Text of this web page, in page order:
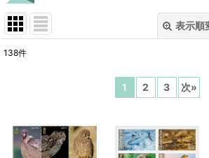
表示順
並び順:
138件
1 2 3 次»